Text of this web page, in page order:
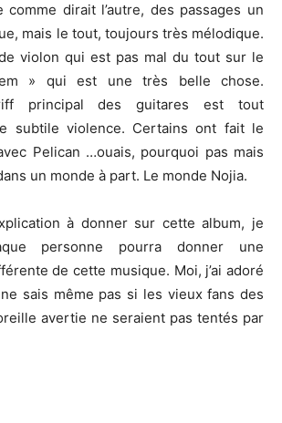
comme dirait l’autre, des passages un
mais le tout, toujours très mélodique.
violon qui est pas mal du tout sur le
» qui est une très belle chose.
principal des guitares est tout
subtile violence. Certains ont fait le
Pelican …ouais, pourquoi pas mais
un monde à part. Le monde Nojia.
à donner sur cette album, je
personne pourra donner une
de cette musique. Moi, j’ai adoré
sais même pas si les vieux fans des
avertie ne seraient pas tentés par